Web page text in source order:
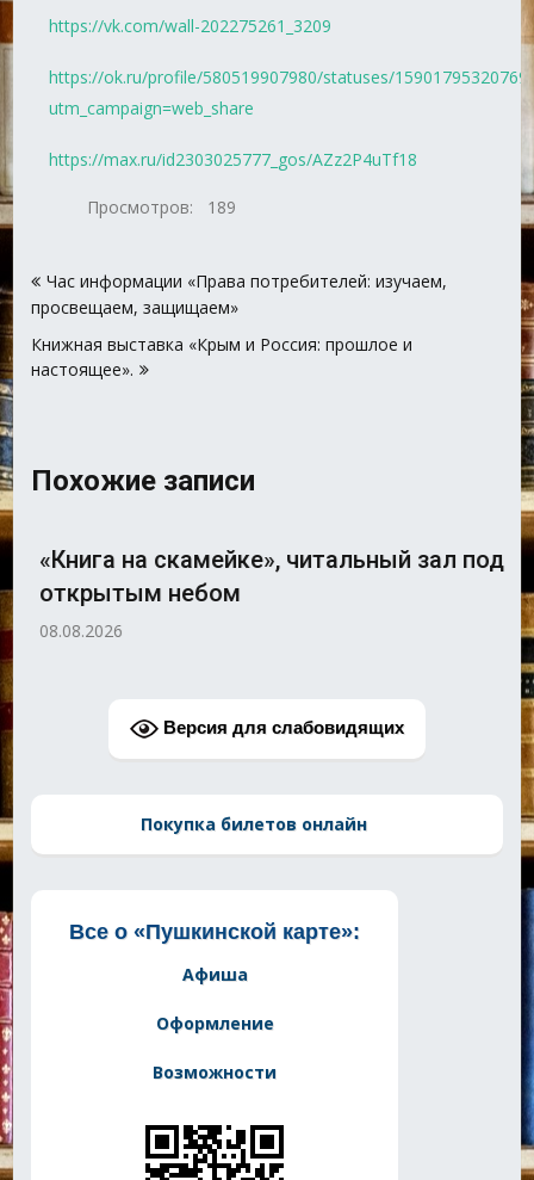
https://vk.com/wall-202275261_3209
https://ok.ru/profile/580519907980/statuses/
utm_campaign=web_share
https://max.ru/id2303025777_gos/AZz2P4uTf18
Просмотров: 189
по
записям
Час информации «Права потребителей: изучаем,
просвещаем, защищаем»
Книжная выставка «Крым и Россия: прошлое и
настоящее».
Похожие записи
«Книга на скамейке», читальный зал под
открытым небом
08.08.2026
Версия для слабовидящих
Покупка билетов онлайн
Все о «Пушкинской карте»:
Афиша
Оформление
Возможности